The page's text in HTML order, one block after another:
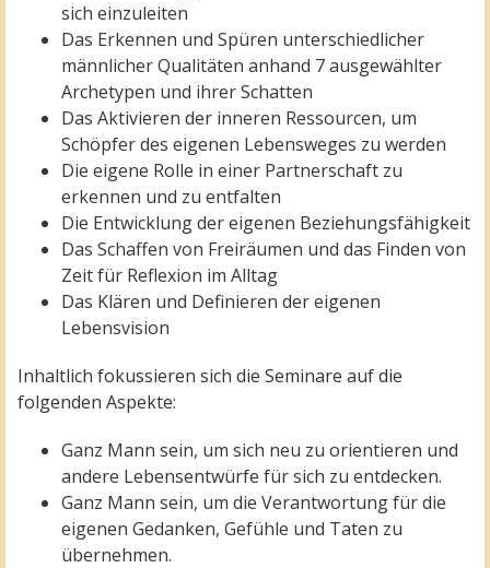
sich einzuleiten
Das Erkennen und Spüren unterschiedlicher
männlicher Qualitäten anhand 7 ausgewählter
Archetypen und ihrer Schatten
Das Aktivieren der inneren Ressourcen, um
Schöpfer des eigenen Lebensweges zu werden
Die eigene Rolle in einer Partnerschaft zu
erkennen und zu entfalten
Die Entwicklung der eigenen Beziehungsfähigkeit
Das Schaffen von Freiräumen und das Finden von
Zeit für Reflexion im Alltag
Das Klären und Definieren der eigenen
Lebensvision
Inhaltlich fokussieren sich die Seminare auf die
folgenden Aspekte:
Ganz Mann sein, um sich neu zu orientieren und
andere Lebensentwürfe für sich zu entdecken.
Ganz Mann sein, um die Verantwortung für die
eigenen Gedanken, Gefühle und Taten zu
übernehmen.